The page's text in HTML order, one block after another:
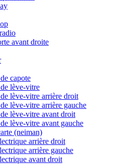
avant droite
capote
lève-vitre
lève-vitre arrière droit
lève-vitre arrière gauche
lève-vitre avant droit
lève-vitre avant gauche
(neiman)
arrière droit
arrière gauche
avant droit